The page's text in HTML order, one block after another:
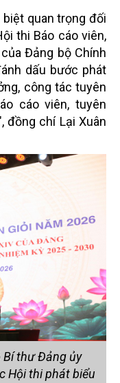
quan trọng đối
thi Báo cáo viên,
Đảng bộ Chính
dấu bước phát
công tác tuyên
cáo viên, tuyên
đồng chí Lại Xuân
Bí thư Đảng ủy
Hội thi phát biểu